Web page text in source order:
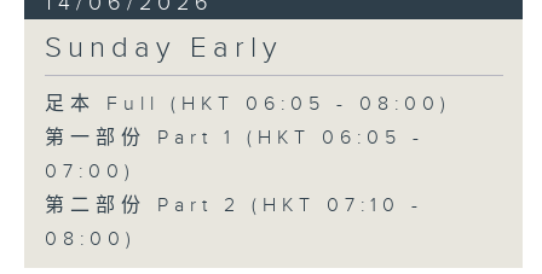
Sunday Early
足本 Full (HKT 06:05 - 08:00)
第一部份 Part 1 (HKT 06:05 -
07:00)
第二部份 Part 2 (HKT 07:10 -
08:00)